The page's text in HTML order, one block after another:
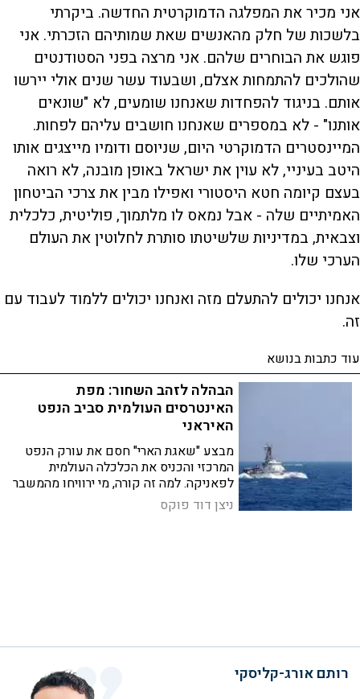
אני מכיר את המפלגה הדמוקרטית החדשה. ביקרתי
בלשכות של חלק מהאנשים שאת שמותיהם הזכרתי. אני
פוגש את הבוחרים שלהם. אני מרצה בפני הסטודנטים
שהולכים להתמחות אצלם, ושבעוד עשר שנים אולי יירשו
אותם. בניגוד להפחדות שאנחנו שומעים, לא "שונאים
אותנו" - לא במספרים שאנחנו חושבים עליהם לפחות.
המיינסטרים הדמוקרטי היום, שניוסם ודומיו מייצגים אותו
היטב בעיניי, לא עוין את ישראל באופן מובנה, לא רואה
בעצם קיומה חטא היסטורי ואפילו מבין את צרכי הביטחון
האמיתיים שלה - אבל נמאס לו מלתמוך, פוליטית, כלכלית
וצבאית, במדיניות שלשיטתו סותרת לחלוטין את העולם
הערכי שלו.
אנחנו יכולים להתעלם מזה ואנחנו יכולים ללמוד לעבוד עם
זה.
עוד כתבות בנושא
הבהלה לזהב השחור: מפת
האינטרסים העולמית סביב הנפט
האיראני
מבצע "שאגת הארי" חסם את עורק הנפט
המרכזי והכניס את הכלכלה העולמית
לפאניקה. למה זה קורה, מי ירוויחו מהמשבר
ולמה לסין זה לא מזיז? מפת האינטרסים של
הזהב השחור
ניצן דוד פוקס
רותם אורג-קליסקי